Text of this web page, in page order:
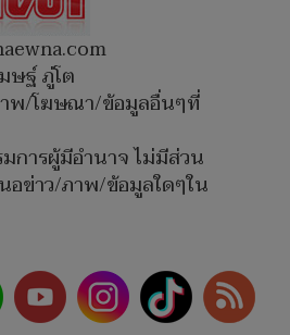
ษฐ์ ภู่โต
พ/โฆษณา/ข้อมูลอื่นๆที่
การผู้มีอำนาจ ไม่มีส่วน
อข่าว/ภาพ/ข้อมูลใดๆใน